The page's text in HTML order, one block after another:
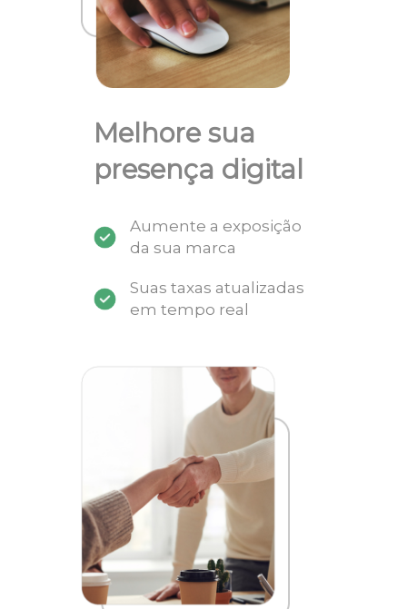
Melhore sua
presença digital
Aumente a exposição
da sua marca
Suas taxas atualizadas
em tempo real